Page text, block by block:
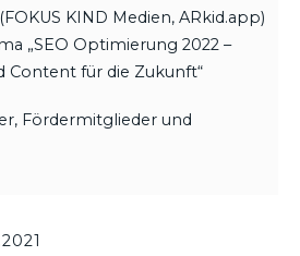
KIND Medien, ARkid.app)
„SEO Optimierung 2022 –
Content für die Zukunft“
Fördermitglieder und